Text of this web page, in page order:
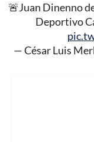
🚨Juan Dinenno
Deportivo
— César Luis